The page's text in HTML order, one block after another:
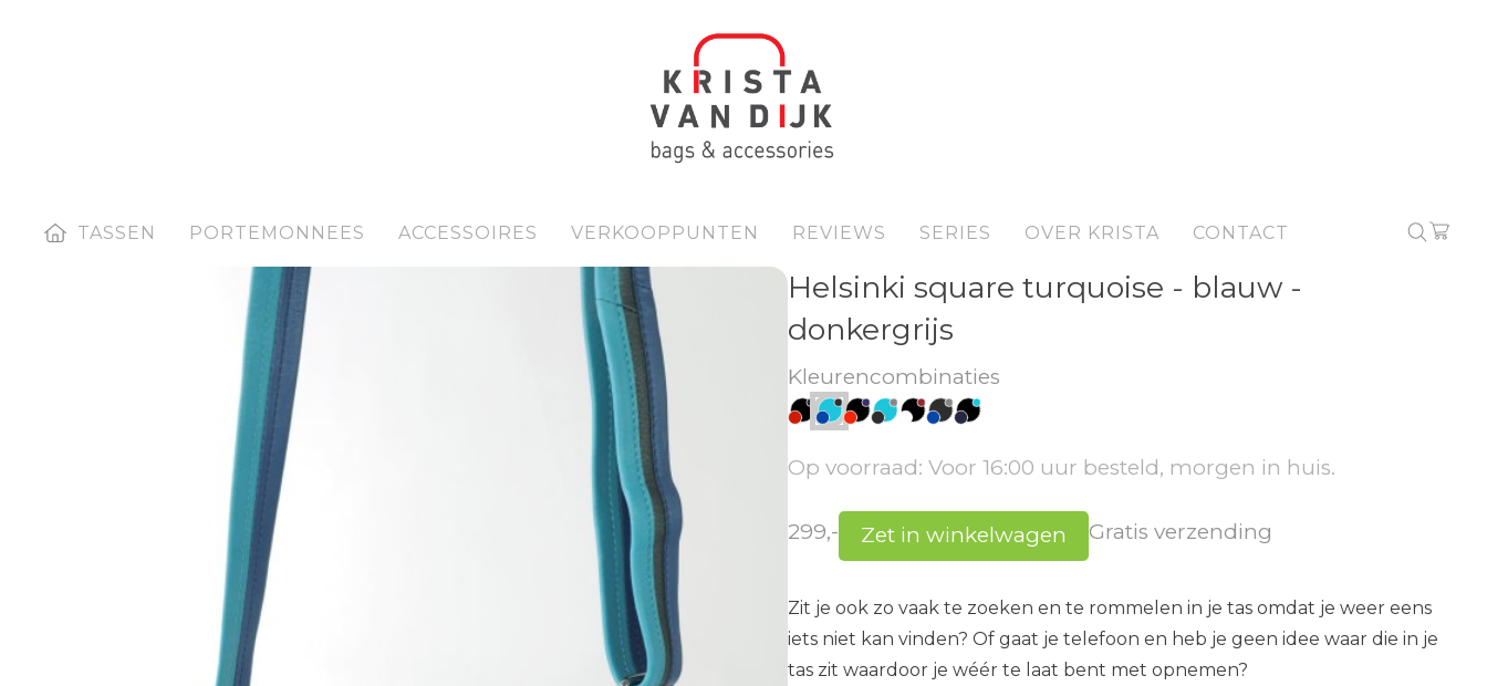
HOMETASSEN PORTEMONNEES ACCESSOIRES VERKOOPPUNTEN REVIEWS SERIES OVER KRISTA CONTACT
Helsinki square turquoise - blauw -
donkergrijs
Kleurencombinaties
Op voorraad: Voor 16:00 uur besteld, morgen in huis.
299,- Zet in winkelwagen Gratis verzending
Zit je ook zo vaak te zoeken en te rommelen in je tas omdat je weer eens
iets niet kan vinden? Of gaat je telefoon en heb je geen idee waar die in je
tas zit waardoor je wéér te laat bent met opnemen?